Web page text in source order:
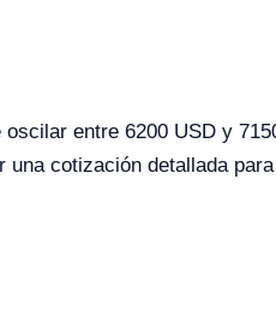
entre 6200 USD y
cotización detallada